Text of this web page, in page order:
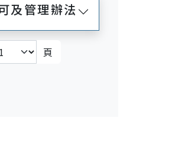
及管理辦法
頁